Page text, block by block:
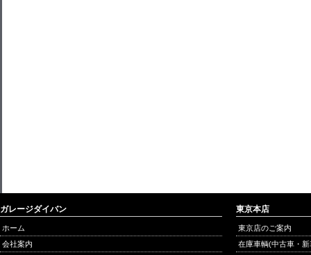
ガレージダイバン
ホーム
会社案内
東京本店
東京店のご案内
在庫車輌(中古車・